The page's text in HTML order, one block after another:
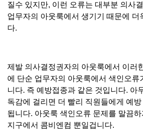
질수 있지만, 이런 오류는 대부분 의사
업무자의 아웃룩에서 생기기 때문에 더
다.
제발 의사결정권자의 아웃룩에서 이러
에 단순 업무자의 아웃룩에서 색인오류
니다. 즉 예방접종과 같은 것입니다. 아
독감에 걸리면 더 빨리 직원들에게 예
됩니다. 아웃룩 색인오류 문제를 말끔
지구에서 콤비엔컴 뿐일겁니다.